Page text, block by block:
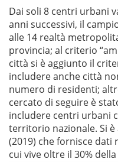
Dai soli 8 centri urbani
anni successivi, il
alle 14 realtà
provincia; al criterio
città si è aggiunto il
includere anche città
numero di residenti;
cercato di seguire è
includere centri urbani
territorio nazionale. Si è
(2019) che fornisce dati
cui vive oltre il 30%